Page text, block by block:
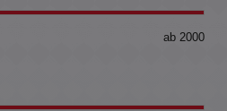
ab 2000